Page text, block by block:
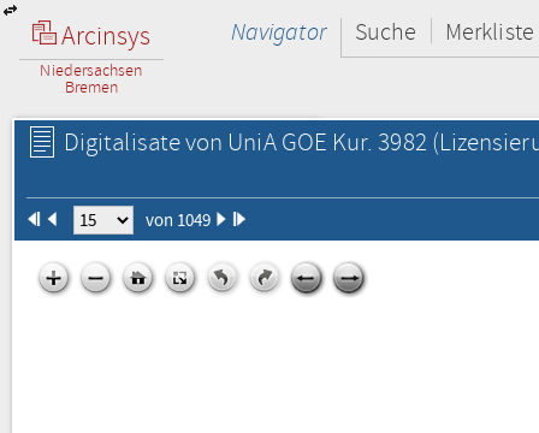
Arcinsys
Niedersachsen
Bremen
Navigator Suche Merkliste
Digitalisate von UniA GOE Kur. 3982
von 1049